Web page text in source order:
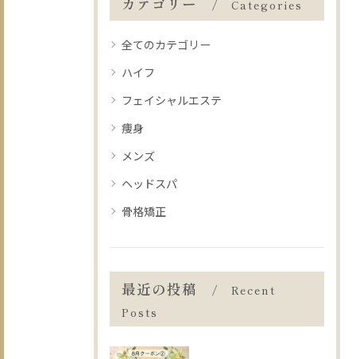
Categories
全てのカテゴリー
ハイフ
フェイシャルエステ
痩身
メンズ
ヘッドスパ
骨格矯正
最近の投稿
Recent
Posts